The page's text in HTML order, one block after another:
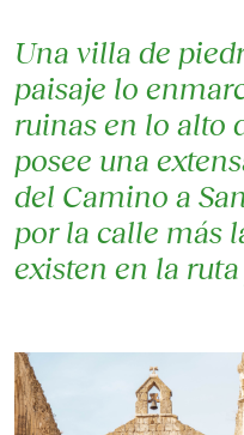
Una villa de
paisaje lo
ruinas en lo alto
posee una
del Camino a
por la calle más
existen en la